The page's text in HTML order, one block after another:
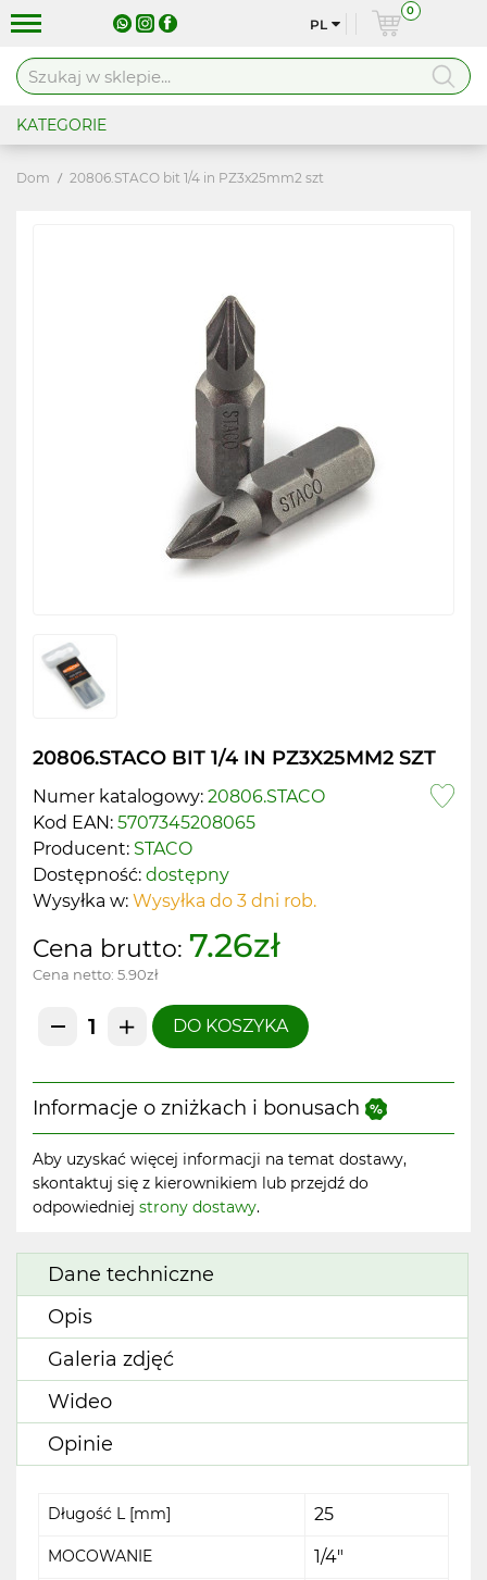
PL
0
KATEGORIE
Dom 20806.STACO bit 1/4 in PZ3x25mm2 szt
20806.STACO BIT 1/4 IN PZ3X25MM2 SZT
Numer katalogowy: 20806.STACO
Kod EAN: 5707345208065
Producent: STACO
Dostępność: dostępny
Wysyłka w: Wysyłka do 3 dni rob.
Cena brutto: 7.26zł
Cena netto: 5.90zł
DO KOSZYKA
Informacje o zniżkach i bonusach
Aby uzyskać więcej informacji na temat dostawy,
skontaktuj się z kierownikiem lub przejdź do
odpowiedniej strony dostawy.
Dane techniczne
Opis
Galeria zdjęć
Wideo
Opinie
Długość L [mm] 25
MOCOWANIE 1/4"